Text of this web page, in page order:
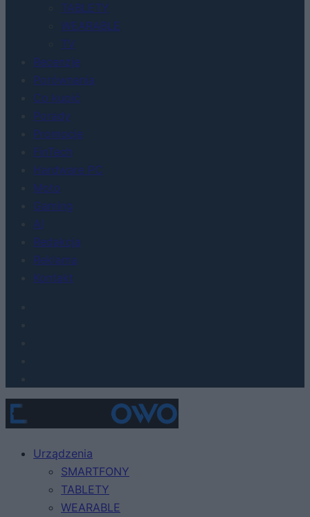
TABLETY
WEARABLE
TV
Recenzje
Porównania
Co kupić
Porady
Promocje
FinTech
Hardware PC
Moto
Gaming
AI
Redakcja
Reklama
Kontakt
Urządzenia
SMARTFONY
TABLETY
WEARABLE